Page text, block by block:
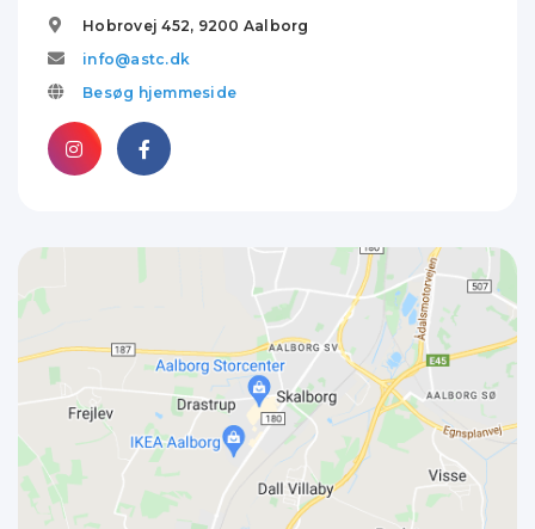
Hobrovej 452, 9200 Aalborg
info@astc.dk
Besøg hjemmeside